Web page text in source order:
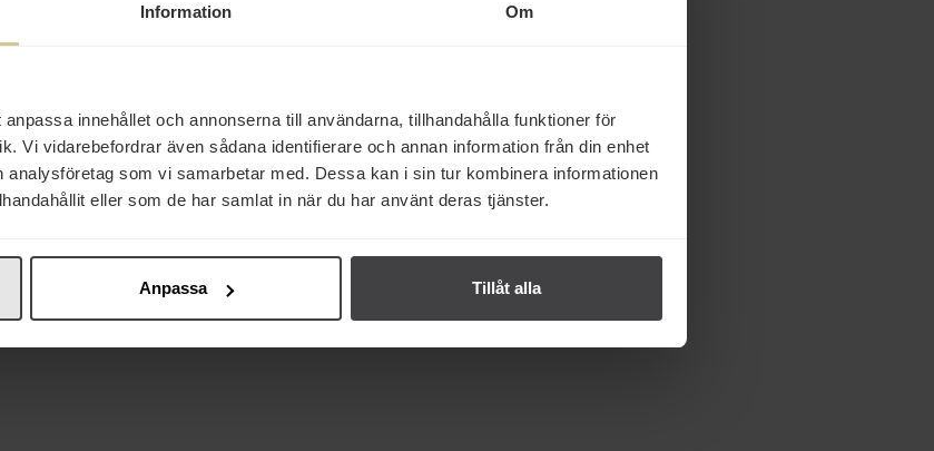
Information Om
innehållet och annonserna till användarna, tillhandahålla funktioner för
Vi vidarebefordrar även sådana identifierare och annan information från din enhet
som vi samarbetar med. Dessa kan i sin tur kombinera informationen
eller som de har samlat in när du har använt deras tjänster.
Anpassa Tillåt alla